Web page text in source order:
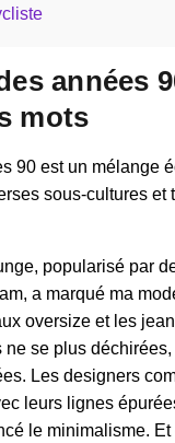
années
mots
90 est un mélange
sous-cultures et
popularisé par
a marqué ma
oversize et les
se plus déchirées,
Les designers
leurs lignes
le minimalisme. Et